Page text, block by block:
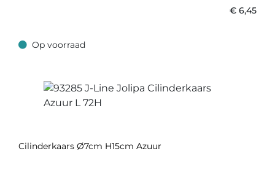
€ 6,45
Op voorraad
Op voorraad
Cilinderkaars Ø7cm H15cm Azuur